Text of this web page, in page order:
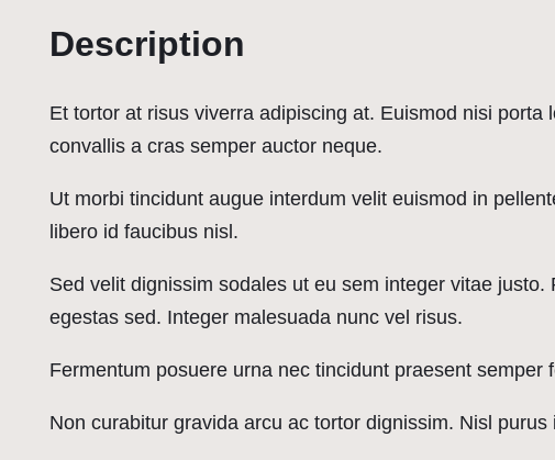
Description
Et tortor at risus viverra adipiscing at. Euismod nisi
convallis a cras semper auctor neque.
Ut morbi tincidunt augue interdum velit euismod in
libero id faucibus nisl.
Sed velit dignissim sodales ut eu sem integer vitae
egestas sed. Integer malesuada nunc vel risus.
Fermentum posuere urna nec tincidunt praesent
Non curabitur gravida arcu ac tortor dignissim. Nisl